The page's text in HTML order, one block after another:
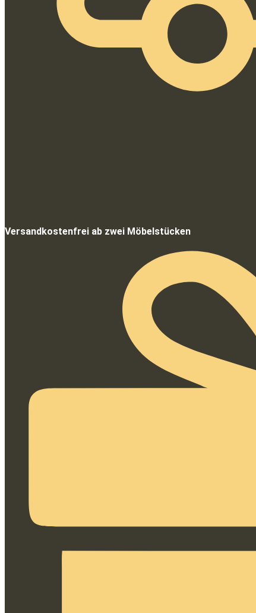
Versandkostenfrei ab zwei Möbelstücken